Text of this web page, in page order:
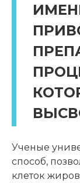
Ученые
способ,
клеток